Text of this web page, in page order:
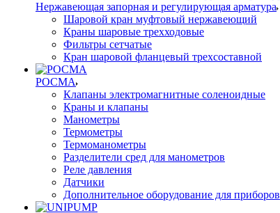
Нержавеющая запорная и регулирующая арматура
Шаровой кран муфтовый нержавеющий
Краны шаровые трехходовые
Фильтры сетчатые
Кран шаровой фланцевый трехсоставной
РОСМА
Клапаны электромагнитные соленоидные
Краны и клапаны
Манометры
Термометры
Термоманометры
Разделители сред для манометров
Реле давления
Датчики
Дополнительное оборудование для приборов